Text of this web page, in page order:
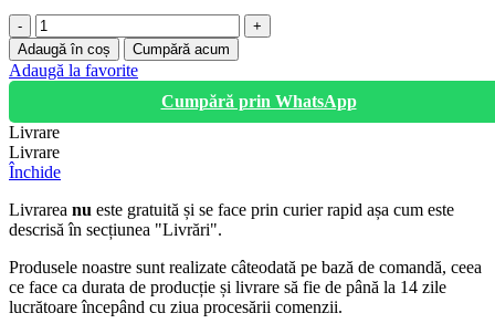
Cantitate
Cheie
reglabila
pentru
Stillson,
10
inch
Adaugă în coș Cumpără acum
Adaugă la favorite
Cumpără prin WhatsApp
Livrare
Livrare
Închide
Livrarea nu este gratuită și se face prin curier rapid așa cum este
descrisă în secțiunea "Livrări".
Produsele noastre sunt realizate câteodată pe bază de comandă, ceea
ce face ca durata de producție și livrare să fie de până la 14 zile
lucrătoare începând cu ziua procesării comenzii.